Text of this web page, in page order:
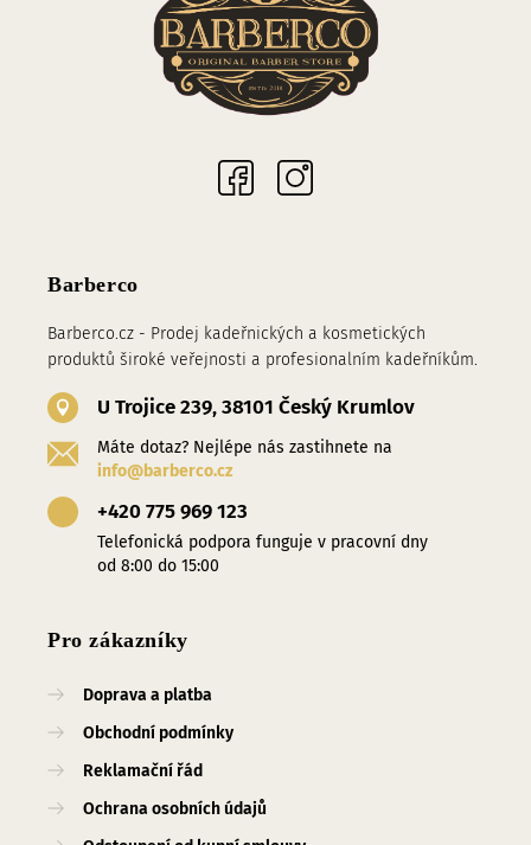
Barberco
Barberco.cz - Prodej kadeřnických a kosmetických
produktů široké veřejnosti a profesionalním kadeřníkům.
U Trojice 239, 38101 Český Krumlov
Máte dotaz? Nejlépe nás zastihnete na
info@barberco.cz
+420 775 969 123
Telefonická podpora funguje v pracovní dny
od 8:00 do 15:00
Pro zákazníky
Doprava a platba
Obchodní podmínky
Reklamační řád
Ochrana osobních údajů